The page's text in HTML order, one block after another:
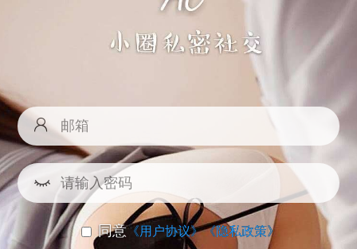
同意《用户协议》《隐私政策》